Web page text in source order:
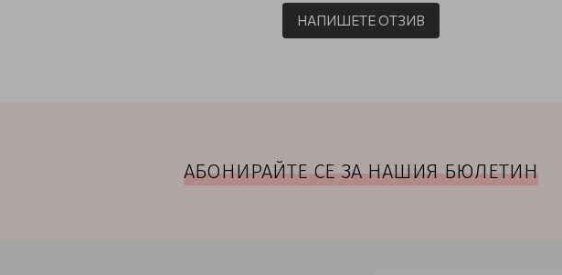
НАПИШЕТЕ ОТЗИВ
АБОНИРАЙТЕ СЕ ЗА НАШИЯ БЮЛЕТИН